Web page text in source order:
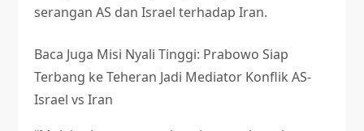
serangan AS dan Israel terhadap Iran.
Baca Juga Misi Nyali Tinggi: Prabowo Siap
Terbang ke Teheran Jadi Mediator Konflik AS-
Israel vs Iran